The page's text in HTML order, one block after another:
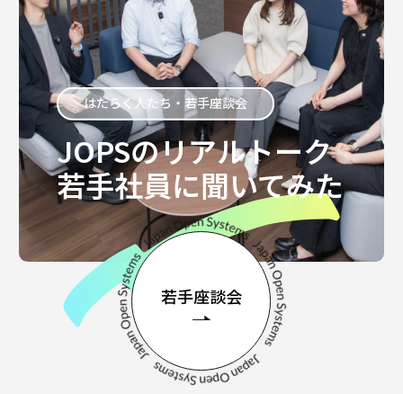
はたらく人たち・若手座談会
JOPSのリアルトーク
若手社員に聞いてみた
若手座談会